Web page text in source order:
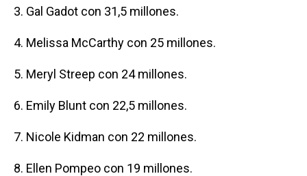
3. Gal Gadot con 31,5 millones.
4. Melissa McCarthy con 25 millones.
5. Meryl Streep con 24 millones.
6. Emily Blunt con 22,5 millones.
7. Nicole Kidman con 22 millones.
8. Ellen Pompeo con 19 millones.